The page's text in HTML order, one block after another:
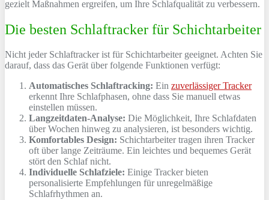
gezielt Maßnahmen ergreifen, um Ihre Schlafqualität zu verbessern.
Die besten Schlaftracker für Schichtarbeiter
Nicht jeder Schlaftracker ist für Schichtarbeiter geeignet. Achten Sie
darauf, dass das Gerät über folgende Funktionen verfügt:
Automatisches Schlaftracking: Ein zuverlässiger Tracker
erkennt Ihre Schlafphasen, ohne dass Sie manuell etwas
einstellen müssen.
Langzeitdaten-Analyse: Die Möglichkeit, Ihre Schlafdaten
über Wochen hinweg zu analysieren, ist besonders wichtig.
Komfortables Design: Schichtarbeiter tragen ihren Tracker
oft über lange Zeiträume. Ein leichtes und bequemes Gerät
stört den Schlaf nicht.
Individuelle Schlafziele: Einige Tracker bieten
personalisierte Empfehlungen für unregelmäßige
Schlafrhythmen an.